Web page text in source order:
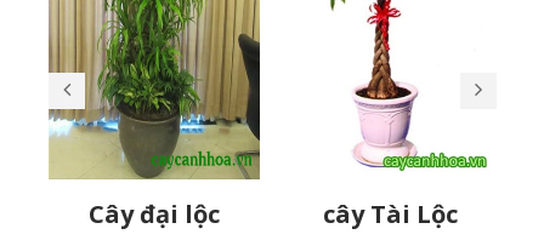
Cây đại lộc cây Tài Lộc